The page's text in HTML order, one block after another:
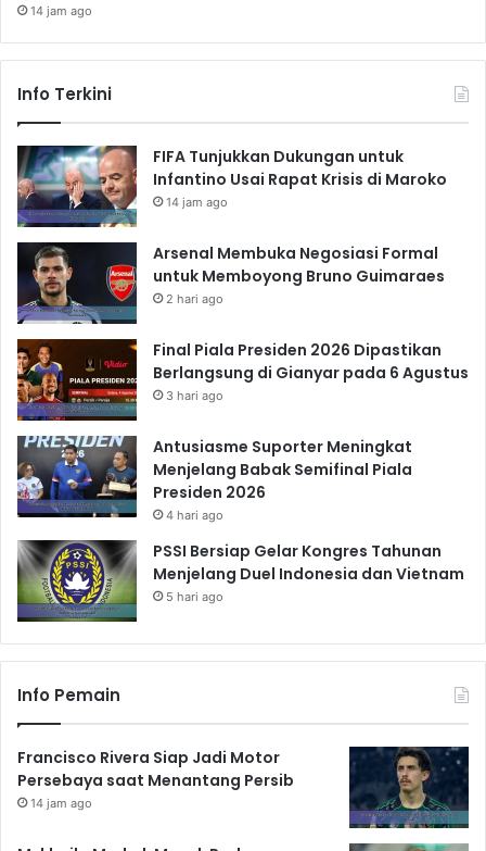
14 jam ago
Info Terkini
FIFA Tunjukkan Dukungan untuk
Infantino Usai Rapat Krisis di Maroko
14 jam ago
Arsenal Membuka Negosiasi Formal
untuk Memboyong Bruno Guimaraes
2 hari ago
Final Piala Presiden 2026 Dipastikan
Berlangsung di Gianyar pada 6 Agustus
3 hari ago
Antusiasme Suporter Meningkat
Menjelang Babak Semifinal Piala
Presiden 2026
4 hari ago
PSSI Bersiap Gelar Kongres Tahunan
Menjelang Duel Indonesia dan Vietnam
5 hari ago
Info Pemain
Francisco Rivera Siap Jadi Motor
Persebaya saat Menantang Persib
14 jam ago